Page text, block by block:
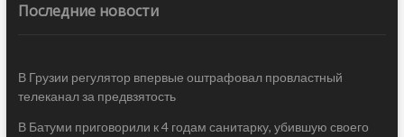
Последние новости
В Грузии регулятор впервые оштрафовал провластный
телеканал за предвзятость
В Батуми приговорили к 4 годам санитарку, убившую своего